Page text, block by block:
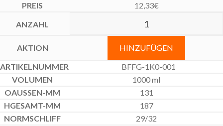
12,33€
HINZUFÜGEN
BFFG-1K0-001
1000 ml
131
187
29/32